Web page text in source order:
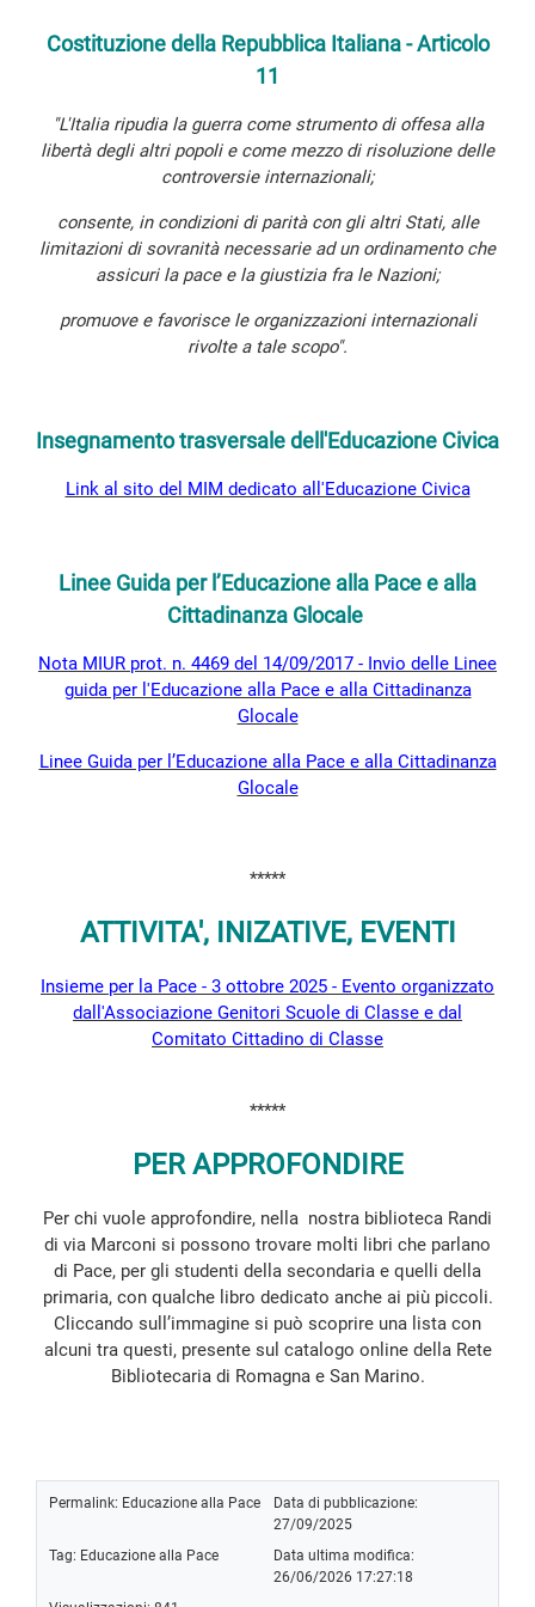
Costituzione della Repubblica Italiana - Articolo
11
"L'Italia ripudia la guerra come strumento di offesa alla
libertà degli altri popoli e come mezzo di risoluzione delle
controversie internazionali;
consente, in condizioni di parità con gli altri Stati, alle
limitazioni di sovranità necessarie ad un ordinamento che
assicuri la pace e la giustizia fra le Nazioni;
promuove e favorisce le organizzazioni internazionali
rivolte a tale scopo".
Insegnamento trasversale dell'Educazione Civica
Link al sito del MIM dedicato all'Educazione Civica
Linee Guida per l’Educazione alla Pace e alla
Cittadinanza Glocale
Nota MIUR prot. n. 4469 del 14/09/2017 - Invio delle Linee
guida per l'Educazione alla Pace e alla Cittadinanza
Glocale
Linee Guida per l’Educazione alla Pace e alla Cittadinanza
Glocale
*****
ATTIVITA', INIZATIVE, EVENTI
Insieme per la Pace - 3 ottobre 2025 - Evento organizzato
dall'Associazione Genitori Scuole di Classe e dal
Comitato Cittadino di Classe
*****
PER APPROFONDIRE
Per chi vuole approfondire, nella nostra biblioteca Randi
di via Marconi si possono trovare molti libri che parlano
di Pace, per gli studenti della secondaria e quelli della
primaria, con qualche libro dedicato anche ai più piccoli.
Cliccando sull’immagine si può scoprire una lista con
alcuni tra questi, presente sul catalogo online della Rete
Bibliotecaria di Romagna e San Marino.
Permalink: Educazione alla Pace
Data di pubblicazione:
27/09/2025
Tag: Educazione alla Pace
Data ultima modifica:
26/06/2026 17:27:18